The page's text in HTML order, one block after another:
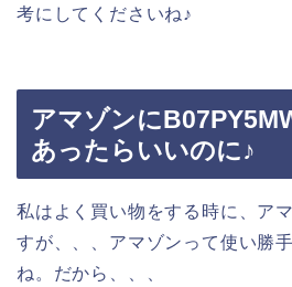
考にしてくださいね♪
アマゾンに
あったらいいのに♪
私はよく買い物をする時に、ア
すが、、、アマゾンって使い勝
ね。だから、、、